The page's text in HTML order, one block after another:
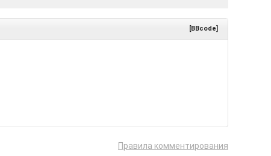
[BBcode]
Правила комментирования